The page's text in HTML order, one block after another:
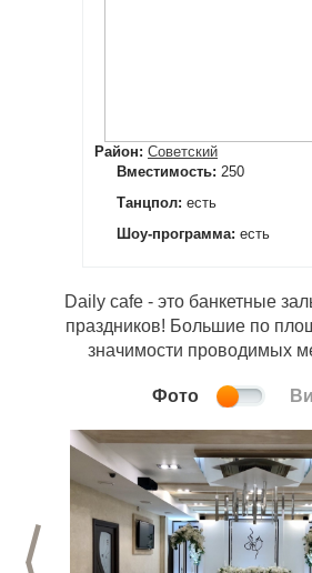
Район: Советский
Вместимость: 250
Танцпол: есть
Шоу-программа: есть
Daily cafe - это банкетные
праздников! Большие по
значимости проводимых
Фото
Предыдущий слайд